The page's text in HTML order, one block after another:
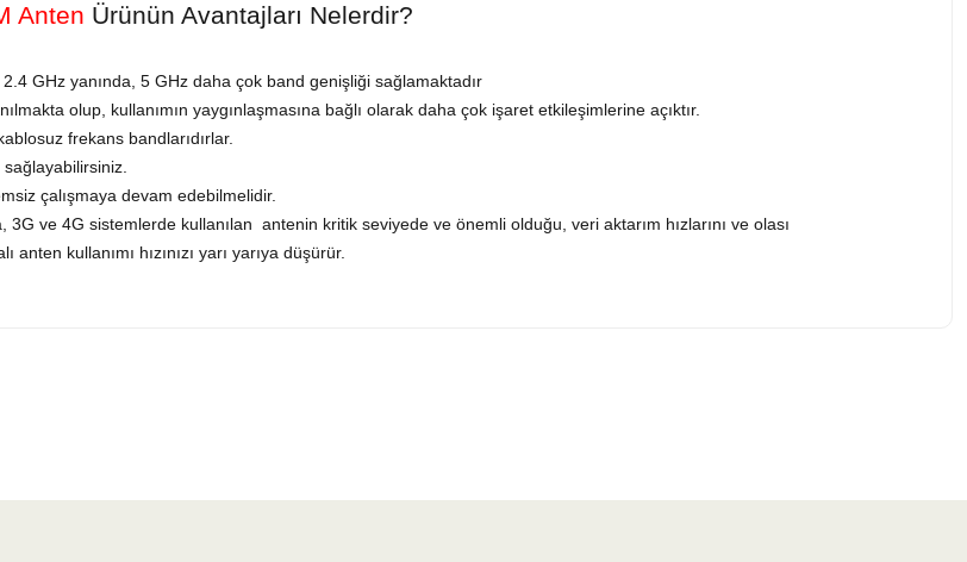
Anten Ürünün Avantajları Nelerdir?
GHz yanında, 5 GHz daha çok band genişliği sağlamaktadır
olup, kullanımın yaygınlaşmasına bağlı olarak daha çok işaret etkileşimlerine açıktır.
frekans bandlarıdırlar.
çalışmaya devam edebilmelidir.
ve 4G sistemlerde kullanılan antenin kritik seviyede ve önemli olduğu, veri aktarım hızlarını ve olası
kullanımı hızınızı yarı yarıya düşürür.